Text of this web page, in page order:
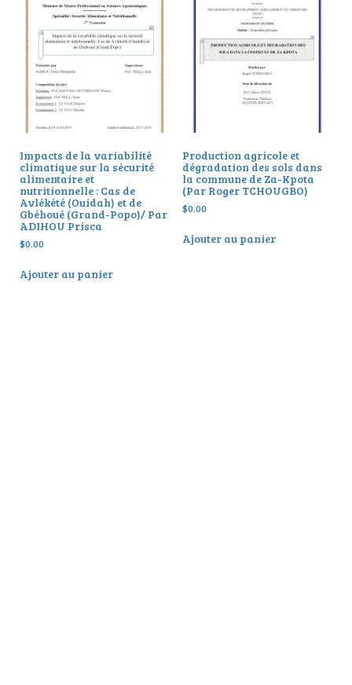
Impacts de la variabilité
climatique sur la sécurité
alimentaire et
nutritionnelle : Cas de
Avlékété (Ouidah) et de
Gbéhoué (Grand-Popo)/ Par
ADIHOU Prisca
$0.00
Ajouter au panier
Production agricole et
dégradation des sols dans
la commune de Za-Kpota
(Par Roger TCHOUGBO)
$0.00
Ajouter au panier